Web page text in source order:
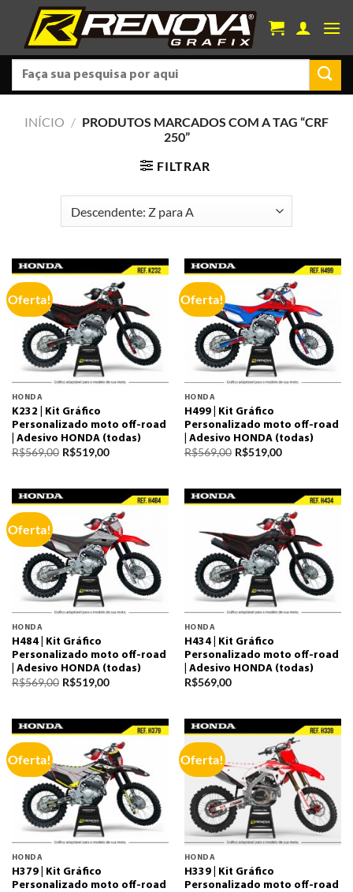
content
Pesquisar
INÍCIO / PRODUTOS MARCADOS COM A TAG “CRF
250”
FILTRAR
Oferta!
HONDA
K232 | Kit Gráfico
Personalizado moto off-road
| Adesivo HONDA (todas)
R$569,00 R$519,00
Oferta!
HONDA
H499 | Kit Gráfico
Personalizado moto off-road
| Adesivo HONDA (todas)
R$569,00 R$519,00
Oferta!
HONDA
H484 | Kit Gráfico
Personalizado moto off-road
| Adesivo HONDA (todas)
R$569,00 R$519,00
HONDA
H434 | Kit Gráfico
Personalizado moto off-road
| Adesivo HONDA (todas)
R$569,00
Oferta!
HONDA
H379 | Kit Gráfico
Personalizado moto off-road
Oferta!
HONDA
H339 | Kit Gráfico
Personalizado moto off-road